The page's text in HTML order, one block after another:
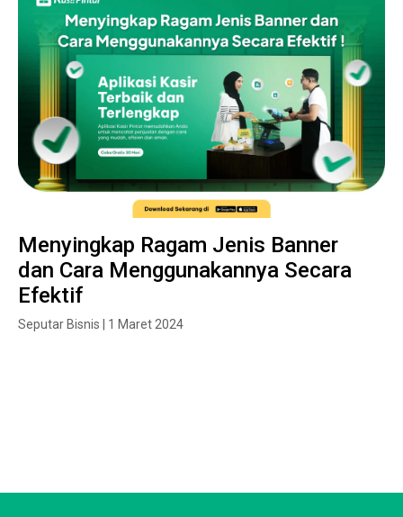
Menyingkap Ragam Jenis Banner
dan Cara Menggunakannya Secara
Efektif
Seputar Bisnis | 1 Maret 2024